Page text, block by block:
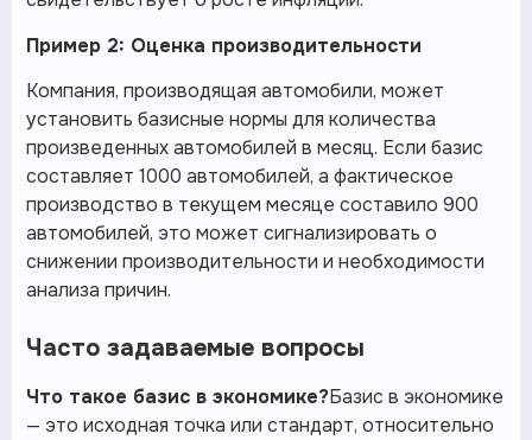
Пример 2: Оценка производительности
Компания, производящая автомобили, может
установить базисные нормы для количества
произведенных автомобилей в месяц. Если базис
составляет 1000 автомобилей, а фактическое
производство в текущем месяце составило 900
автомобилей, это может сигнализировать о
снижении производительности и необходимости
анализа причин.
Часто задаваемые вопросы
Что такое базис в экономике?Базис в экономике
— это исходная точка или стандарт, относительно